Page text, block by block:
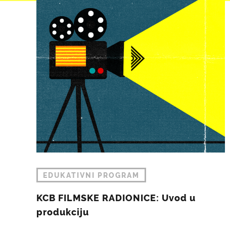
EDUKATIVNI PROGRAM
KCB FILMSKE RADIONICE: Uvod u
produkciju